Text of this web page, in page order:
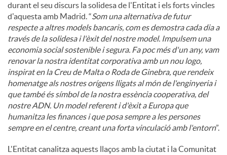
durant el seu discurs la solidesa de l'Entitat i els forts vincles
d'aquesta amb Madrid. “Som una alternativa de futur
respecte a altres models bancaris, com es demostra cada dia a
través de la solidesa i l'èxit del nostre model. Impulsem una
economia social sostenible i segura. Fa poc més d'un any, vam
renovar la nostra identitat corporativa amb un nou logo,
inspirat en la Creu de Malta o Roda de Ginebra, que rendeix
homenatge als nostres orígens lligats al món de l'enginyeria i
que també és símbol de la nostra essència cooperativa, del
nostre ADN. Un model referent i d'èxit a Europa que
humanitza les finances i que posa sempre a les persones
sempre en el centre, creant una forta vinculació amb l'entorn”.
L'Entitat canalitza aquests llaços amb la ciutat i la Comunitat